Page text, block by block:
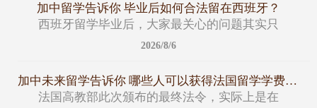
加中留学告诉你 毕业后如何合法留在西班牙？
西班牙留学毕业后，大家最关心的问题其实只
2026/8/6
加中未来留学告诉你 哪些人可以获得法国留学学费减免名额
法国高教部此次颁布的最终法令，实际上是在